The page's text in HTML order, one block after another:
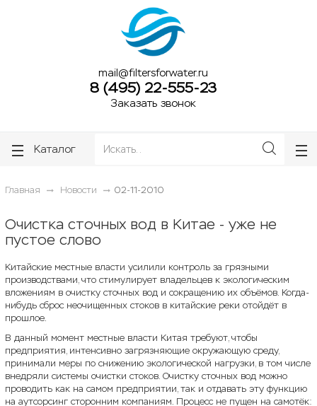
mail@filtersforwater.ru
8 (495) 22-555-23
Заказать звонок
Каталог
Главная Новости 02-11-2010
Очистка сточных вод в Китае - уже не
пустое слово
Китайские местные власти усилили контроль за грязными
производствами, что стимулирует владельцев к экологическим
вложениям в очистку сточных вод и сокращению их объёмов. Когда-
нибудь сброс неочищенных стоков в китайские реки отойдёт в
прошлое.
В данный момент местные власти Китая требуют, чтобы
предприятия, интенсивно загрязняющие окружающую среду,
принимали меры по снижению экологической нагрузки, в том числе
внедряли системы очистки стоков. Очистку сточных вод можно
проводить как на самом предприятии, так и отдавать эту функцию
на аутсорсинг сторонним компаниям. Процесс не пущен на самотёк: